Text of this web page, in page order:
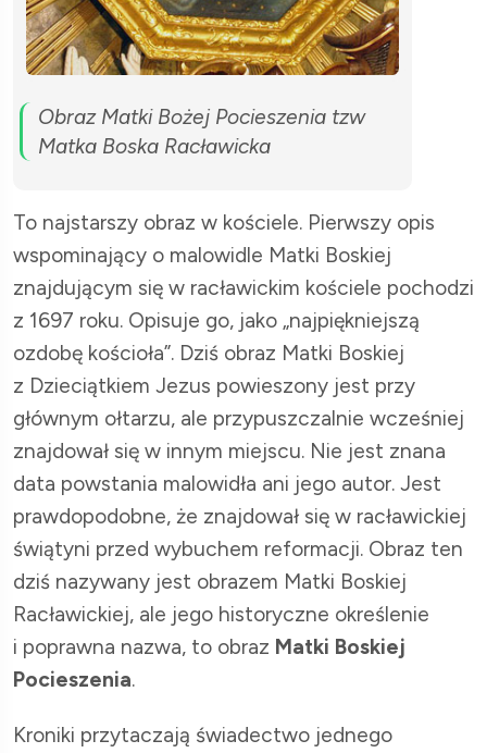
Obraz Matki Bożej Pocieszenia tzw
Matka Boska Racławicka
To najstarszy obraz w kościele. Pierwszy opis
wspominający o malowidle Matki Boskiej
znajdującym się w racławickim kościele pochodzi
z 1697 roku. Opisuje go, jako „najpiękniejszą
ozdobę kościoła”. Dziś obraz Matki Boskiej
z Dzieciątkiem Jezus powieszony jest przy
głównym ołtarzu, ale przypuszczalnie wcześniej
znajdował się w innym miejscu. Nie jest znana
data powstania malowidła ani jego autor. Jest
prawdopodobne, że znajdował się w racławickiej
świątyni przed wybuchem reformacji. Obraz ten
dziś nazywany jest obrazem Matki Boskiej
Racławickiej, ale jego historyczne określenie
i poprawna nazwa, to obraz Matki Boskiej
Pocieszenia.
Kroniki przytaczają świadectwo jednego